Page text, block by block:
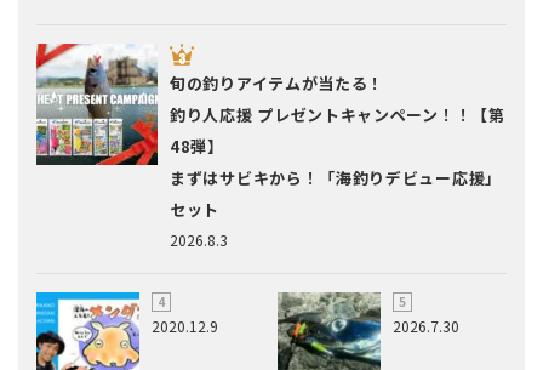
2026.8.3
旬の釣りアイテムが当たる！
釣り人応援 プレゼントキャンペーン！！【第
48弾】
まずはサビキから！「海釣りデビュー応援」
セット
2020.12.9 2026.7.30